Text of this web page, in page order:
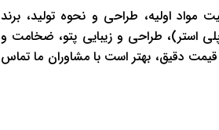
اولیه، طراحی و نحوه تولید، برند
استر)، طراحی و زیبایی پتو، ضخامت و
قیمت دقیق، بهتر است با مشاوران ما تماس